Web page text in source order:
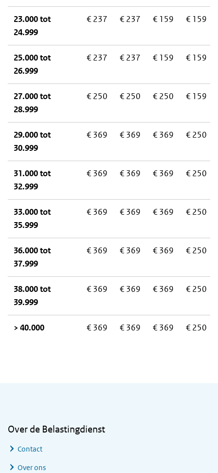
23.000 tot
24.999
€ 237 € 237 € 159 € 159
25.000 tot
26.999
€ 237 € 237 € 159 € 159
27.000 tot
28.999
€ 250 € 250 € 250 € 159
29.000 tot
30.999
€ 369 € 369 € 369 € 250
31.000 tot
32.999
€ 369 € 369 € 369 € 250
33.000 tot
35.999
€ 369 € 369 € 369 € 250
36.000 tot
37.999
€ 369 € 369 € 369 € 250
38.000 tot
39.999
€ 369 € 369 € 369 € 250
> 40.000 € 369 € 369 € 369 € 250
Over de Belastingdienst
Contact
Over ons